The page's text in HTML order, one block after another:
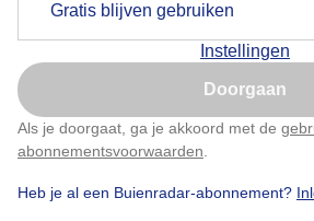
Gratis blijven gebruiken
Instellingen
Doorgaan
Als je doorgaat, ga je akkoord met de
abonnementsvoorwaarden
Heb je al een Buienradar-abonnement?
Duindoorn komt al lekker op kleur
van vandaag ruikt ie ook alweer
Nu niet, misschien
Klik hierom dit aan te